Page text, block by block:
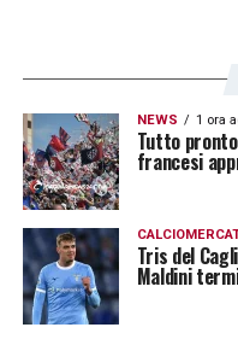
venduti. C’è da
Emilia Romagna
Ranieri.
LA PLAYLIST
NEWS 1 ora
Tutto
francesi
Tris del
Maldini